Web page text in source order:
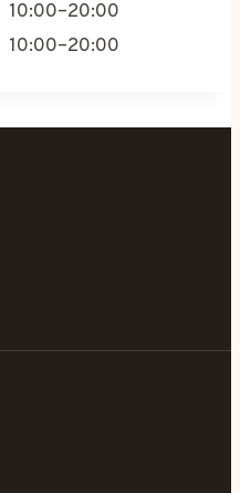
10:00–20:00
10:00–20:00